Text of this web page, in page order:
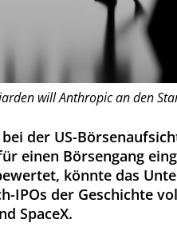
will Anthropic an den
der US-
einen Börsengang
könnte das
IPOs der Geschichte
SpaceX.